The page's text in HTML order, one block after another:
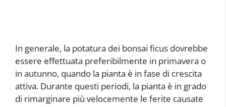
In generale, la potatura dei bonsai ficus dovrebbe
essere effettuata preferibilmente in primavera o
in autunno, quando la pianta è in fase di crescita
attiva. Durante questi periodi, la pianta è in grado
di rimarginare più velocemente le ferite causate